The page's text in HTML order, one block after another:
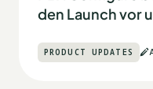
den Launch vor
PRODUCT UPDATES